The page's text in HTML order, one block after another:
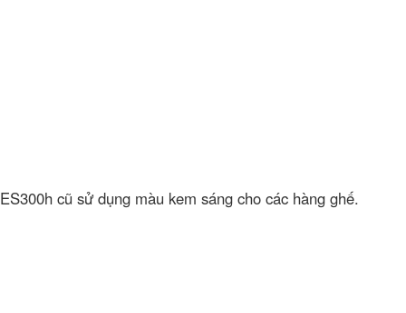
ES300h cũ sử dụng màu kem sáng cho các hàng ghế.